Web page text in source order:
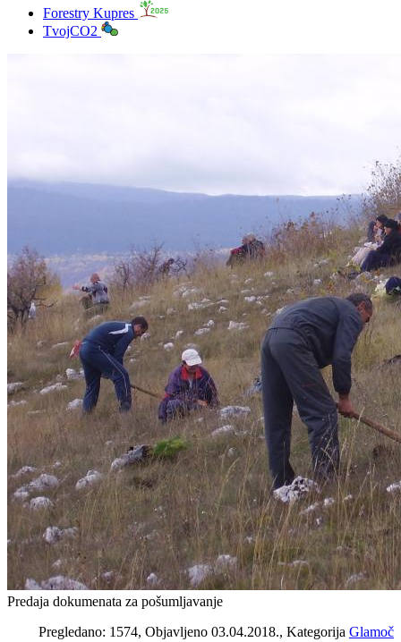
Forestry Kupres
TvojCO2
Predaja dokumenata za pošumljavanje
Pregledano: 1574, Objavljeno 03.04.2018., Kategorija Glamoč